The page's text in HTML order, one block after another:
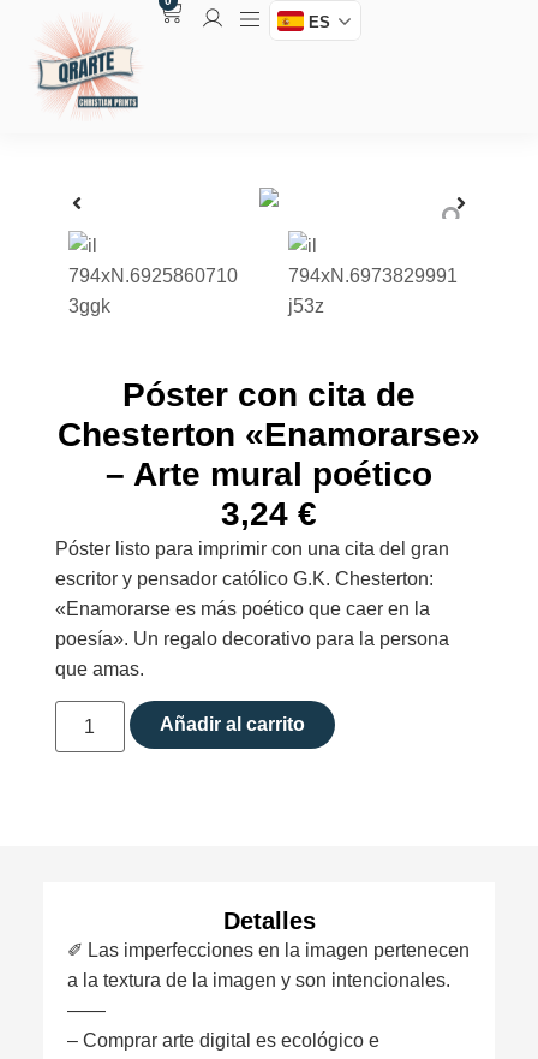
ES
Póster con cita de
Chesterton «Enamorarse»
– Arte mural poético
3,24 €
Póster listo para imprimir con una cita del gran
escritor y pensador católico G.K. Chesterton:
«Enamorarse es más poético que caer en la
poesía». Un regalo decorativo para la persona
que amas.
Añadir al carrito
Detalles
✐ Las imperfecciones en la imagen pertenecen
a la textura de la imagen y son intencionales.
——
– Comprar arte digital es ecológico e